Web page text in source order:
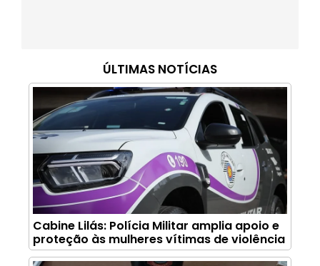
ÚLTIMAS NOTÍCIAS
Cabine Lilás: Polícia Militar amplia apoio e
proteção às mulheres vítimas de violência